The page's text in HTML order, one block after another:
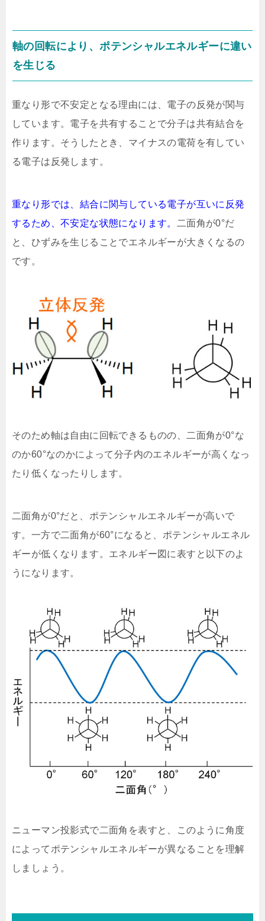
軸の回転により、ポテンシャルエネルギーに違い
を生じる
重なり形で不安定となる理由には、電子の反発が関与
しています。電子を共有することで分子は共有結合を
作ります。そうしたとき、マイナスの電荷を有してい
る電子は反発します。
重なり形では、結合に関与している電子が互いに反発
するため、不安定な状態になります。 二面角が0°だ
と、ひずみを生じることでエネルギーが大きくなるの
です。
そのため軸は自由に回転できるものの、二面角が0°な
のか60°なのかによって分子内のエネルギーが高くなっ
たり低くなったりします。
二面角が0°だと、ポテンシャルエネルギーが高いで
す。一方で二面角が60°になると、ポテンシャルエネル
ギーが低くなります。エネルギー図に表すと以下のよ
うになります。
ニューマン投影式で二面角を表すと、このように角度
によってポテンシャルエネルギーが異なることを理解
しましょう。